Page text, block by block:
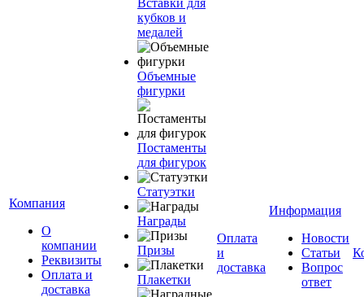
Компания
О
компании
Реквизиты
Оплата и
доставка
Вставки для
кубков и
медалей
Объемные
фигурки
Постаменты
для фигурок
Статуэтки
Награды
Призы
Плакетки
Оплата
и
доставка
Информация
Новости
Статьи
Вопрос
ответ